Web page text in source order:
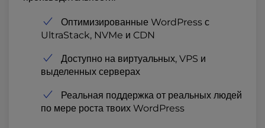
Оптимизированные WordPress с
UltraStack, NVMe и CDN
Доступно на виртуальных, VPS и
выделенных серверах
Реальная поддержка от реальных людей
по мере роста твоих WordPress